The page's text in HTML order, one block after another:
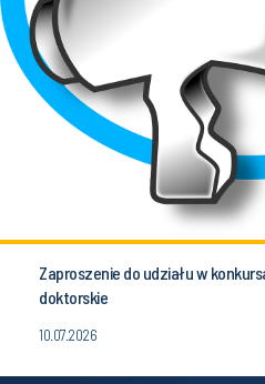
Zaproszenie do udziału w
doktorskie
10.07.2026